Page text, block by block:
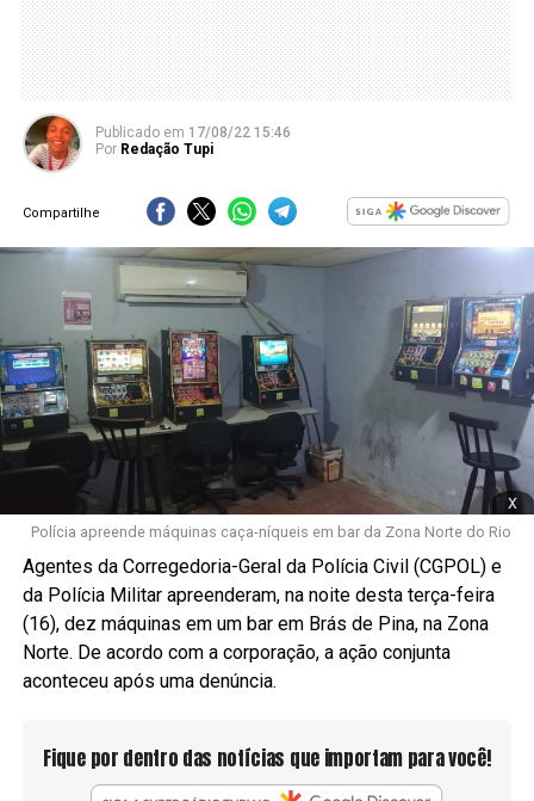
Publicado em 17/08/22 15:46
Por Redação Tupi
Compartilhe
x
Polícia apreende máquinas caça-níqueis em bar da Zona Norte do Rio
Agentes da Corregedoria-Geral da Polícia Civil (CGPOL) e
da Polícia Militar apreenderam, na noite desta terça-feira
(16), dez máquinas em um bar em Brás de Pina, na Zona
Norte. De acordo com a corporação, a ação conjunta
aconteceu após uma denúncia.
Fique por dentro das notícias que importam para você!